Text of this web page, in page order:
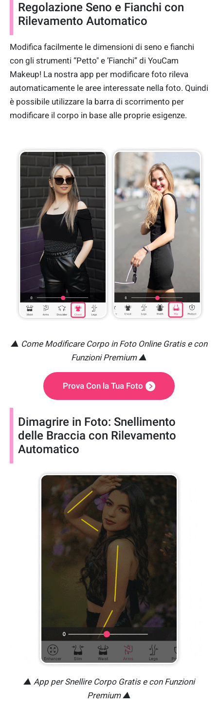
Regolazione Seno e Fianchi con
Rilevamento Automatico
Modifica facilmente le dimensioni di seno e fianchi
con gli strumenti “Petto" e ’Fianchi” di YouCam
Makeup! La nostra app per modificare foto rileva
automaticamente le aree interessate nella foto. Quindi
è possibile utilizzare la barra di scorrimento per
modificare il corpo in base alle proprie esigenze.
▲ Come Modificare Corpo in Foto Online Gratis e con
Funzioni Premium ▲
Prova Con la Tua Foto
Dimagrire in Foto: Snellimento
delle Braccia con Rilevamento
Automatico
▲ App per Snellire Corpo Gratis e con Funzioni
Premium ▲